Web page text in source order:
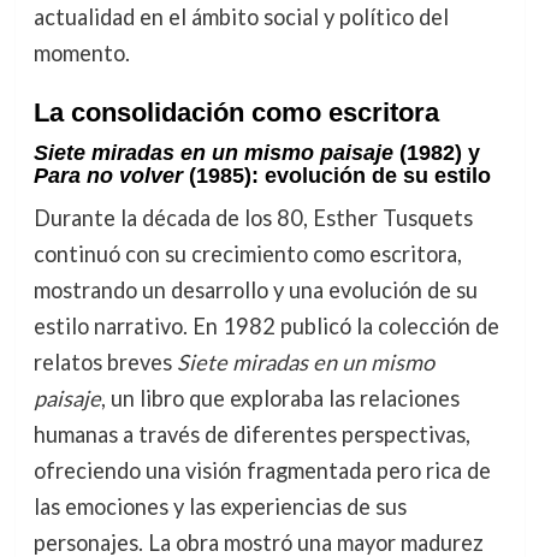
actualidad en el ámbito social y político del
momento.
La consolidación como escritora
Siete miradas en un mismo paisaje(1982) y
Para no volver(1985): evolución de su estilo
Durante la década de los 80, Esther Tusquets
continuó con su crecimiento como escritora,
mostrando un desarrollo y una evolución de su
estilo narrativo. En 1982 publicó la colección de
relatos breves Siete miradas en un mismo
paisaje, un libro que exploraba las relaciones
humanas a través de diferentes perspectivas,
ofreciendo una visión fragmentada pero rica de
las emociones y las experiencias de sus
personajes. La obra mostró una mayor madurez